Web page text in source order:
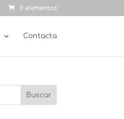
0 elementos
Contacta